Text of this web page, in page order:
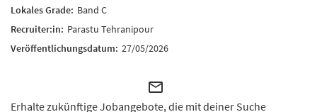
Band C
Parastu Tehranipour
27/05/2026
mail_outline
Erhalte zukünftige Jobangebote, die mit deiner Suche